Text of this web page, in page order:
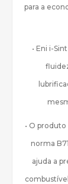
para a
• Eni i-
• O
norma
ajuda a